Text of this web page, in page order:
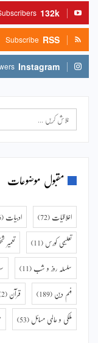
132k
RSS
Subscribe
Instagram
مقبول موضوعات
اخلاقیات (72) ادبیات (6)
تعلیمی کورس (11) تعمیر
سلسلہ روز و شب (11)
فہم دین (189) قرآن (2)
ملکی و عالمی مسائل (53)